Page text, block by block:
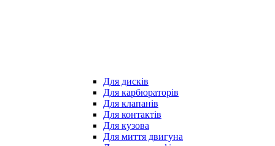
Для дисків
Для карбюраторів
Для клапанів
Для контактів
Для кузова
Для миття двигуна